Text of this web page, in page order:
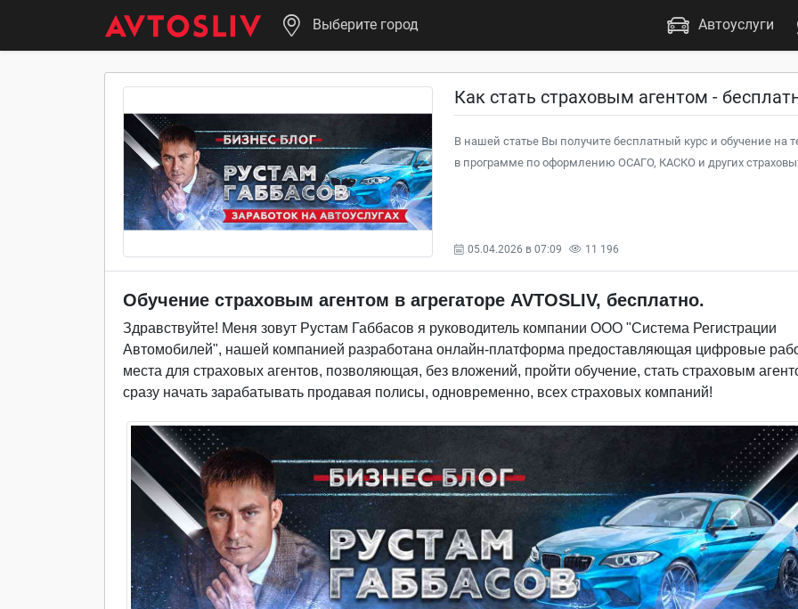
Выберите город Автоуслуги
Как стать страховым агентом -
В нашей статье Вы получите бесплатный курс и обучение на
в программе по оформлению ОСАГО, КАСКО и других
05.04.2026 в 07:09 11 196
Обучение страховым агентом в агрегаторе AVTOSLIV, бесплатно.
Здравствуйте! Меня зовут Рустам Габбасов я руководитель компании ООО "Система Регистрации
Автомобилей", нашей компанией разработана онлайн-платформа предоставляющая цифровые
места для страховых агентов, позволяющая, без вложений, пройти обучение, стать страховым
сразу начать зарабатывать продавая полисы, одновременно, всех страховых компаний!